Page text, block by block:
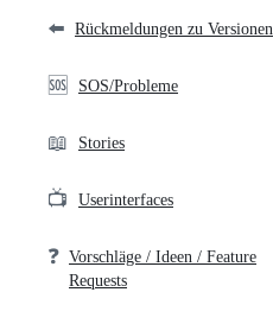
⬅️ Rückmeldungen zu Versionen
🆘 SOS/Probleme
📖 Stories
📺 Userinterfaces
❓ Vorschläge / Ideen / Feature
Requests